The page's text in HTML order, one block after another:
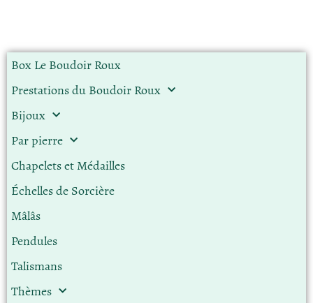
Box Le Boudoir Roux
Prestations du Boudoir Roux
Bijoux
Par pierre
Chapelets et Médailles
Échelles de Sorcière
Mâlâs
Pendules
Talismans
Thèmes